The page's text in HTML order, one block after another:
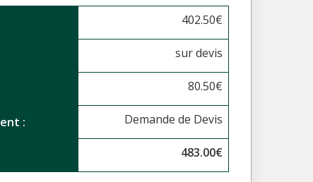
402.50€
sur devis
80.50€
: Demande de Devis
483.00€